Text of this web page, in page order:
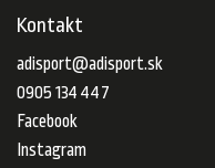
Kontakt
adisport@adisport.sk
0905 134 447
Facebook
Instagram